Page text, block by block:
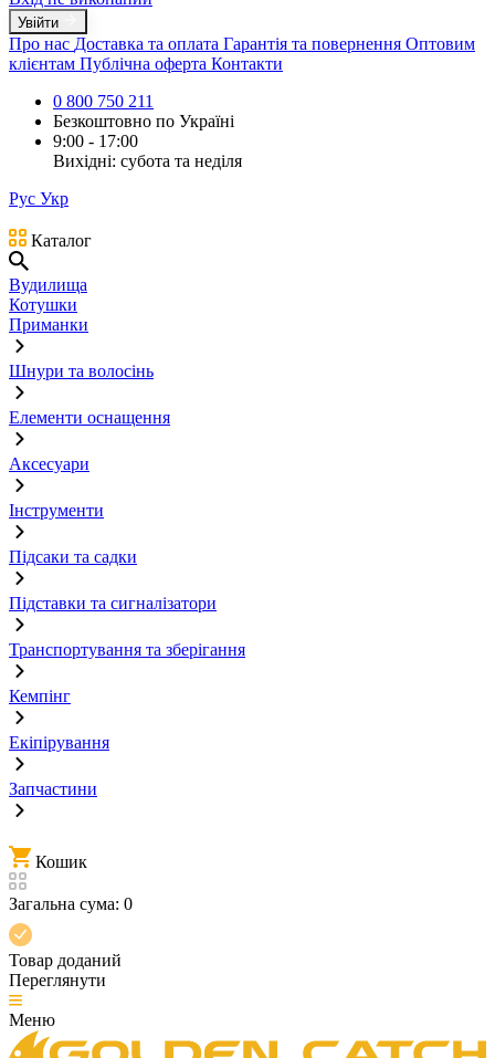
Увійти
Про нас Доставка та оплата Гарантія та повернення Оптовим
клієнтам Публічна оферта Контакти
0 800 750 211
Безкоштовно по Україні
9:00 - 17:00
Вихідні: субота та неділя
Рус Укр
Каталог
Вудилища
Котушки
Приманки
Шнури та волосінь
Елементи оснащення
Аксесуари
Інструменти
Підсаки та садки
Підставки та сигналізатори
Транспортування та зберігання
Кемпінг
Екіпірування
Запчастини
Кошик
Загальна сума: 0
Товар доданий
Переглянути
Меню